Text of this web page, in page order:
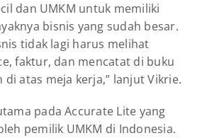
dan UMKM untuk memiliki
bisnis yang sudah besar.
tidak lagi harus melihat
faktur, dan mencatat di buku
di atas meja kerja,” lanjut Vikrie.
pada Accurate Lite yang
pemilik UMKM di Indonesia.